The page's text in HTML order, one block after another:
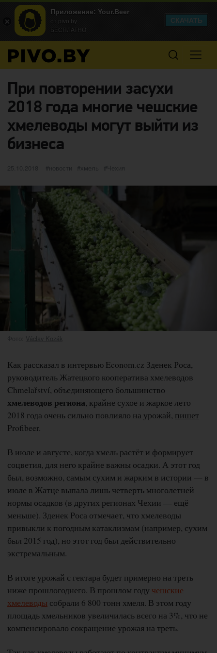
При повторении засухи
2018 года многие чешские
хмелеводы могут выйти из
бизнеса
Опубликовано
25.10.2018 категории
новости Метки
хмель Чехия
Фото: Václav Kozák
Как рассказал в интервью Econom.cz Зденек Роса,
руководитель Жатецкого кооператива хмелеводов
Chmelařství, объединяющего большинство
хмелеводов региона, крайне сухое и жаркое лето
2018 года очень сильно повлияло на урожай, пишет
Profibeer.
В июле и августе, когда хмель растёт и формирует
соцветия, для него крайне важны осадки. А этот год
был, возможно, самым сухим и жарким в истории — в
июле в Жатце выпала лишь четверть многолетней
нормы осадков (в других регионах Чехии — ещё
меньше). Зденек Роса отмечает, что хмелеводы
привыкли к погодным катаклизмам (например, сухим
был 2015 год), но этот год был действительно
экстремальным.
В итоге урожай с гектара будет примерно на треть
ниже прошлогоднего. В прошлом году чешские
хмелеводы собрали 6 800 тонн хмеля. В этом году
площадь хмельников увеличилась всего на 3%, что не
компенсировало сокращение урожая на треть.
Приложение: Your.Beer
от pivo.by
БЕСПЛАТНО
СКАЧАТЬ